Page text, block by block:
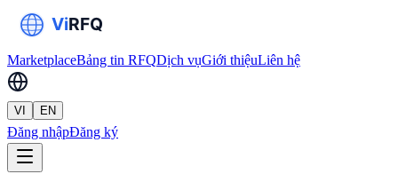
MarketplaceBảng tin RFQDịch vụGiới thiệuLiên hệ
VI EN
Đăng nhậpĐăng ký